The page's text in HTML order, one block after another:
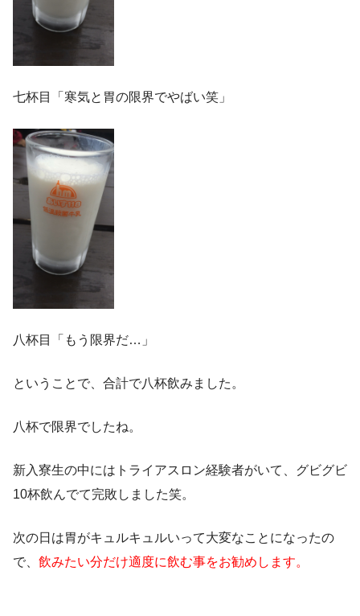
七杯目「寒気と胃の限界でやばい笑」
八杯目「もう限界だ…」
ということで、合計で八杯飲みました。
八杯で限界でしたね。
新入寮生の中にはトライアスロン経験者がいて、グビグビ
10杯飲んでて完敗しました笑。
次の日は胃がキュルキュルいって大変なことになったの
で、 飲みたい分だけ適度に飲む事をお勧めします。